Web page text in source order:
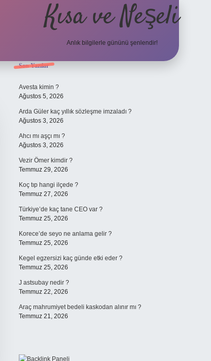
Kısa ve Neşeli
Anlık bilgilerle gününü şenlendir!
Sidebar
Son Yazılar
Avesta kimin ?
Ağustos 5, 2026
Arda Güler kaç yıllık sözleşme imzaladı ?
Ağustos 3, 2026
Ahcı mı aşçı mı ?
Ağustos 3, 2026
Vezir Ömer kimdir ?
Temmuz 29, 2026
Koç tıp hangi ilçede ?
Temmuz 27, 2026
Türkiye’de kaç tane CEO var ?
Temmuz 25, 2026
Korece’de seyo ne anlama gelir ?
Temmuz 25, 2026
Kegel egzersizi kaç günde etki eder ?
Temmuz 25, 2026
J astsubay nedir ?
Temmuz 22, 2026
Araç mahrumiyet bedeli kaskodan alınır mı ?
Temmuz 21, 2026